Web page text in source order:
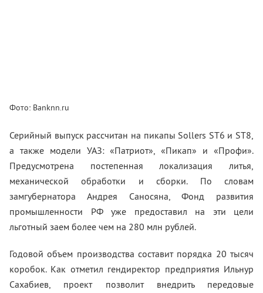
Фото: Banknn.ru
Серийный выпуск рассчитан на пикапы Sollers ST6 и ST8,
а также модели УАЗ: «Патриот», «Пикап» и «Профи».
Предусмотрена постепенная локализация литья,
механической обработки и сборки. По словам
замгубернатора Андрея Саносяна, Фонд развития
промышленности РФ уже предоставил на эти цели
льготный заем более чем на 280 млн рублей.
Годовой объем производства составит порядка 20 тысяч
коробок. Как отметил гендиректор предприятия Ильнур
Сахабиев, проект позволит внедрить передовые